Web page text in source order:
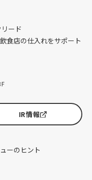
ード
食店の仕入れをサポート
IR情報
ーのヒント